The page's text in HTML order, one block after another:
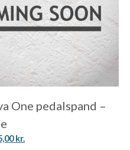
One pedalspand –
kr.